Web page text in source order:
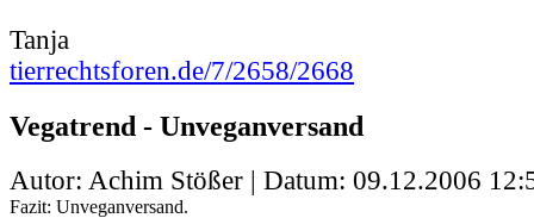
Tanja
tierrechtsforen.de/7/2658/2668
Vegatrend - Unveganversand
Autor: Achim Stößer | Datum: 09.12.2006
Fazit: Unveganversand.